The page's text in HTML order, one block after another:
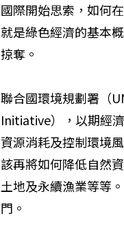
國際開始思索，如何
就是綠色經濟的基本
掠奪。
聯合國環境規劃署（
Initiative），以期經
資源消耗及控制環境
該再將如何降低自然
土地及永續漁業等等
門。